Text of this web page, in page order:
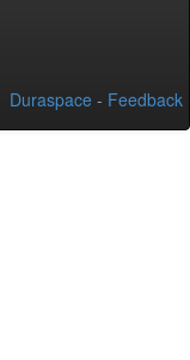
Duraspace - Feedback